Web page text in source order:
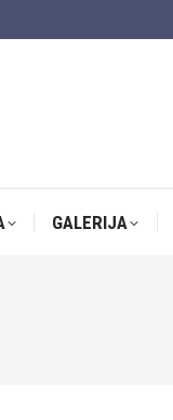
GALERIJA
GALERIJA